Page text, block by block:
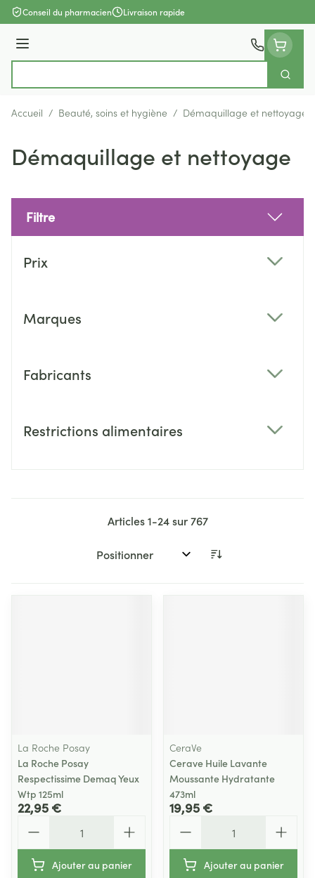
Aller au contenu
Conseil du pharmacien Livraison rapide
Menu
Accueil / Beauté, soins et hygiène / Démaquillage et nettoyage
Démaquillage et nettoyage
Filtre
Prix
Marques
Fabricants
Restrictions alimentaires
Articles1-24sur767
Trier par:
La Roche Posay
La Roche Posay
Respectissime Demaq Yeux
Wtp 125ml
22,95 €
Ajouter au panier
CeraVe
Cerave Huile Lavante
Moussante Hydratante
473ml
19,95 €
Ajouter au panier